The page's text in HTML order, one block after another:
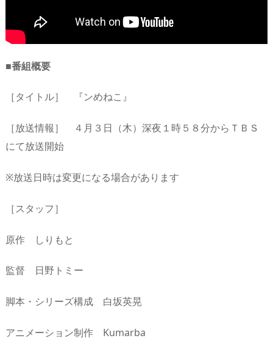
■番組概要
［タイトル］ 『ンめねこ』
［放送情報］ ４月３日（木）深夜１時５８分からＴＢＳ
にて放送開始
※放送日時は変更になる場合があります
［スタッフ］
原作 しりもと
監督 日野トミー
脚本・シリーズ構成 白坂英晃
アニメーション制作 Kumarba